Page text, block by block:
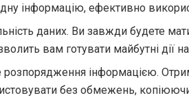
інформацію, ефективно
даних. Ви завжди будете
вам готувати майбутні дії
розпорядження інформацією.
без обмежень,